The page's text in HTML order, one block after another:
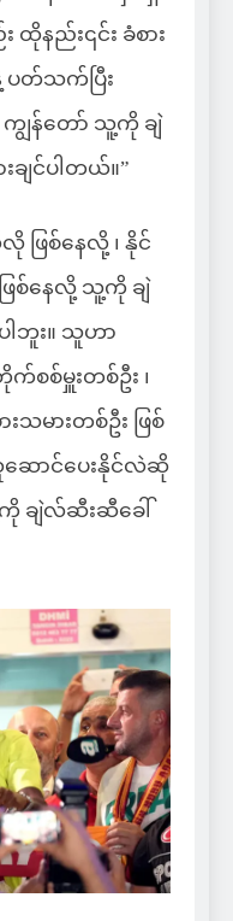
နည်း၎င်း ခံစား
ပတ်သက်ပြီး
ကျွန်တော် သူ့ကို ချဲ
ျင်ပါတယ်။”
ဖြစ်နေလို့ ၊ နိုင်
ြစ်နေလို့ သူ့ကို ချဲ
ါဘူး။ သူဟာ
စစ်မှူးတစ်ဦး ၊
မားတစ်ဦး ဖြစ်
ောင်ပေးနိုင်လဲဆို
ချဲလ်ဆီးဆီခေါ်